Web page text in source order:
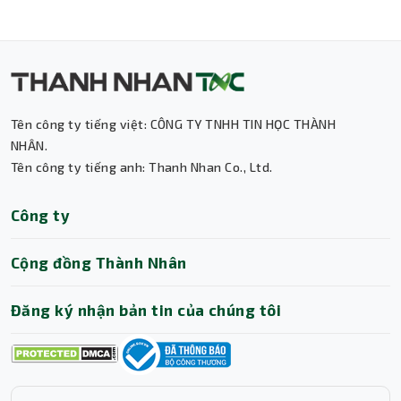
Tên công ty tiếng việt: CÔNG TY TNHH TIN HỌC THÀNH
NHÂN.
Tên công ty tiếng anh: Thanh Nhan Co., Ltd.
Công ty
Cộng đồng Thành Nhân
Đăng ký nhận bản tin của chúng tôi